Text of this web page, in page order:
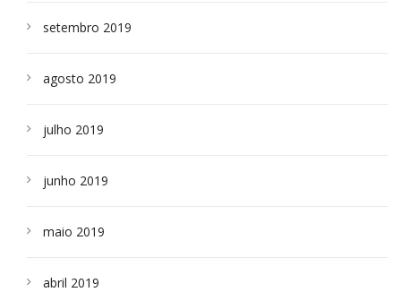
setembro 2019
agosto 2019
julho 2019
junho 2019
maio 2019
abril 2019